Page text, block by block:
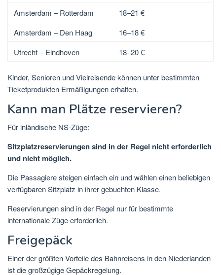
Amsterdam – Rotterdam
18–21 €
Amsterdam – Den Haag
16–18 €
Utrecht – Eindhoven
18–20 €
Kinder, Senioren und Vielreisende können unter bestimmten
Ticketprodukten Ermäßigungen erhalten.
Kann man Plätze reservieren?
Für inländische NS-Züge:
Sitzplatzreservierungen sind in der Regel nicht erforderlich
und nicht möglich.
Die Passagiere steigen einfach ein und wählen einen beliebigen
verfügbaren Sitzplatz in ihrer gebuchten Klasse.
Reservierungen sind in der Regel nur für bestimmte
internationale Züge erforderlich.
Freigepäck
Einer der größten Vorteile des Bahnreisens in den Niederlanden
ist die großzügige Gepäckregelung.